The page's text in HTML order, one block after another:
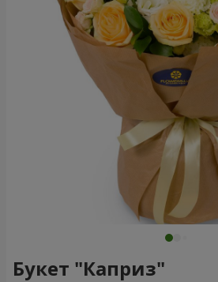
Букет "Каприз"